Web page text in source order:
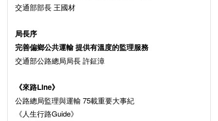
交通部部長 王國材
局長序
完善偏鄉公共運輸 提供有溫度的監理服務
交通部公路總局局長 許鉦漳
《來路Line》
公路總局監理與運輸 75載重要大事紀
《人生行路Guide》